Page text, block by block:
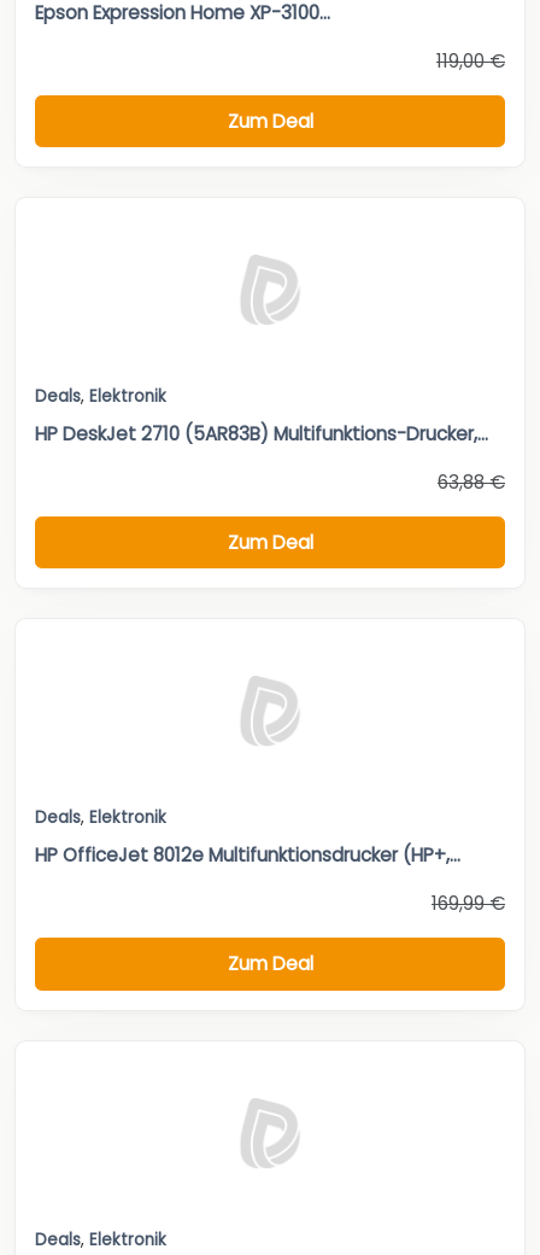
Epson Expression Home XP-3100...
119,00 €
Zum Deal
Deals, Elektronik
HP DeskJet 2710 (5AR83B) Multifunktions-Drucker,...
63,88 €
Zum Deal
Deals, Elektronik
HP OfficeJet 8012e Multifunktionsdrucker (HP+,...
169,99 €
Zum Deal
Deals, Elektronik